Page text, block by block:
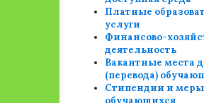
Платные
услуги
Финансово-
деятельность
Вакантные места
(перевода)
Стипендии и
обучающихся